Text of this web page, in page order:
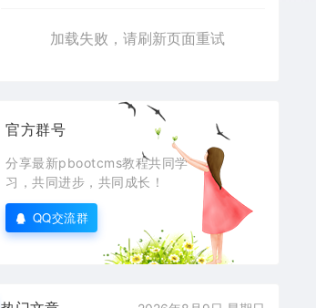
加载失败，请刷新页面重试
官方群号
分享最新pbootcms教程共同学
习，共同进步，共同成长！
QQ交流群